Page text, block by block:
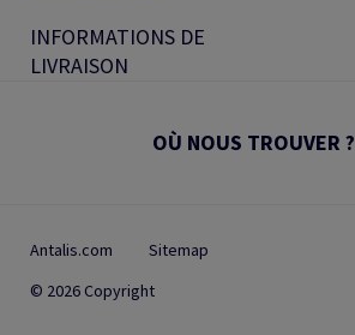
INFORMATIONS DE
LIVRAISON
OÙ NOUS TROUVER ?
Antalis.com
Sitemap
© 2026 Copyright